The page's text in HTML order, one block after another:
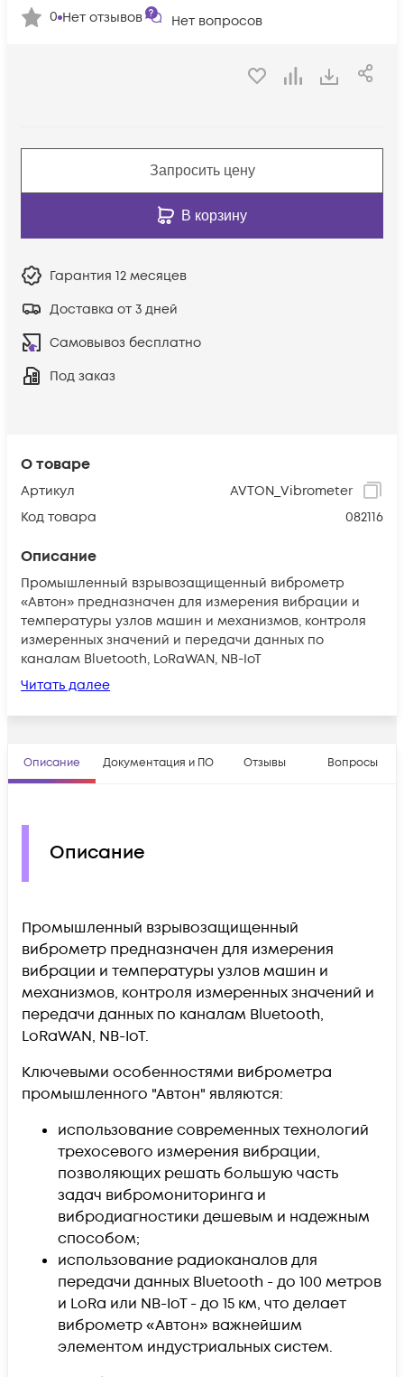
О товаре
Артикул
AVTON_Vibrometer
Код товара
082116
Описание
Промышленный взрывозащищенный виброметр
«Автон» предназначен для измерения вибрации и
температуры узлов машин и механизмов, контроля
измеренных значений и передачи данных по
каналам Bluetooth, LoRaWAN, NB-IoT
Читать далее
0 Нет отзывов Нет вопросов
Запросить цену
В корзину
Гарантия 12 месяцев
Доставка от 3 дней
Самовывоз бесплатно
Под заказ
Описание Документация и ПО Отзывы Вопросы
Описание
Промышленный взрывозащищенный
виброметр предназначен для измерения
вибрации и температуры узлов машин и
механизмов, контроля измеренных значений и
передачи данных по каналам Bluetooth,
LoRaWAN, NB-IoT.
Ключевыми особенностями виброметра
промышленного "Автон" являются:
использование современных технологий
трехосевого измерения вибрации,
позволяющих решать большую часть
задач вибромониторинга и
вибродиагностики дешевым и надежным
способом;
использование радиоканалов для
передачи данных Bluetooth - до 100 метров
и LoRa или NB-IoT - до 15 км, что делает
виброметр «Автон» важнейшим
элементом индустриальных систем.